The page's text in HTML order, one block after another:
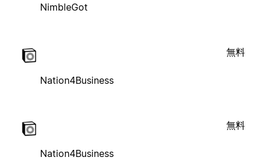
NimbleGot
Nation4Business
無料
Nation4Business
無料